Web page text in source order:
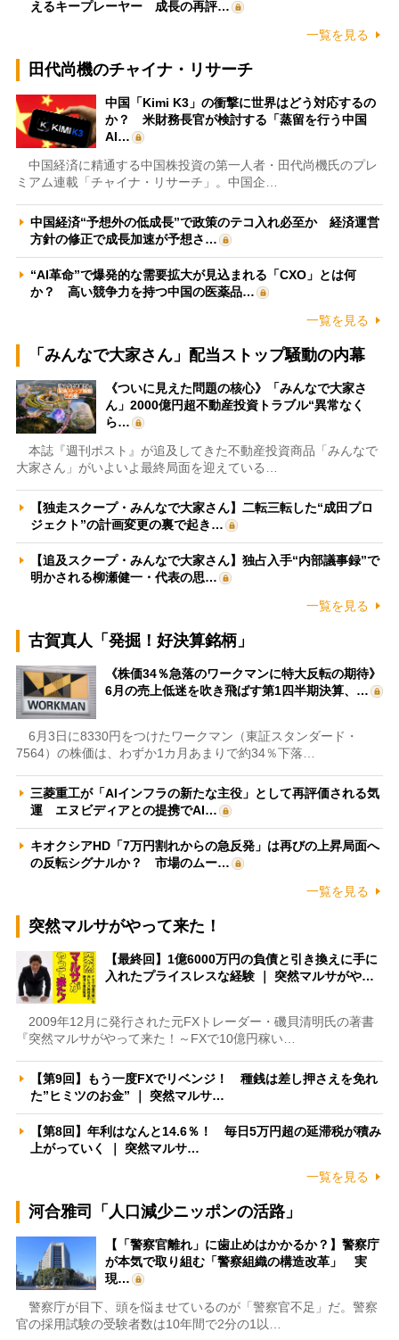
えるキープレーヤー 成長の再評…
一覧を見る
田代尚機のチャイナ・リサーチ
中国「Kimi K3」の衝撃に世界はどう対応するの
か？ 米財務長官が検討する「蒸留を行う中国
AI…
中国経済に精通する中国株投資の第一人者・田代尚機氏のプレ
ミアム連載「チャイナ・リサーチ」。中国企…
中国経済“予想外の低成長”で政策のテコ入れ必至か 経済運営
方針の修正で成長加速が予想さ…
“AI革命”で爆発的な需要拡大が見込まれる「CXO」とは何
か？ 高い競争力を持つ中国の医薬品…
一覧を見る
「みんなで大家さん」配当ストップ騒動の内幕
《ついに見えた問題の核心》「みんなで大家さ
ん」2000億円超不動産投資トラブル“異常なく
ら…
本誌『週刊ポスト』が追及してきた不動産投資商品「みんなで
大家さん」がいよいよ最終局面を迎えている…
【独走スクープ・みんなで大家さん】二転三転した“成田プロ
ジェクト”の計画変更の裏で起き…
【追及スクープ・みんなで大家さん】独占入手“内部議事録”で
明かされる柳瀬健一・代表の思…
一覧を見る
古賀真人「発掘！好決算銘柄」
《株価34％急落のワークマンに特大反転の期待》
6月の売上低迷を吹き飛ばす第1四半期決算、…
6月3日に8330円をつけたワークマン（東証スタンダード・
7564）の株価は、わずか1カ月あまりで約34％下落…
三菱重工が「AIインフラの新たな主役」として再評価される気
運 エヌビディアとの提携でAI…
キオクシアHD「7万円割れからの急反発」は再びの上昇局面へ
の反転シグナルか？ 市場のムー…
一覧を見る
突然マルサがやって来た！
【最終回】1億6000万円の負債と引き換えに手に
入れたプライスレスな経験 ｜ 突然マルサがや…
2009年12月に発行された元FXトレーダー・磯貝清明氏の著書
『突然マルサがやって来た！～FXで10億円稼い…
【第9回】もう一度FXでリベンジ！ 種銭は差し押さえを免れ
た”ヒミツのお金” ｜ 突然マルサ…
【第8回】年利はなんと14.6％！ 毎日5万円超の延滞税が積み
上がっていく ｜ 突然マルサ…
一覧を見る
河合雅司「人口減少ニッポンの活路」
【「警察官離れ」に歯止めはかかるか？】警察庁
が本気で取り組む「警察組織の構造改革」 実
現…
警察庁が目下、頭を悩ませているのが「警察官不足」だ。警察
官の採用試験の受験者数は10年間で2分の1以…